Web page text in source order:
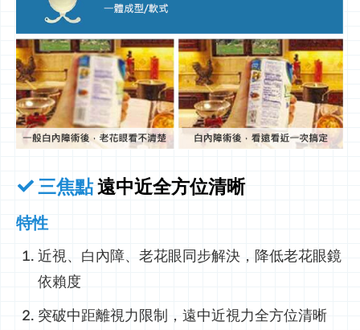
三焦點遠中近全方位清晰
特性
近視、白內障、老花眼同步解決，降低老花眼鏡
依賴度
突破中距離視力限制，遠中近視力全方位清晰